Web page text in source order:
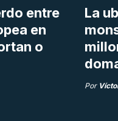
entre
en
o
La
Por